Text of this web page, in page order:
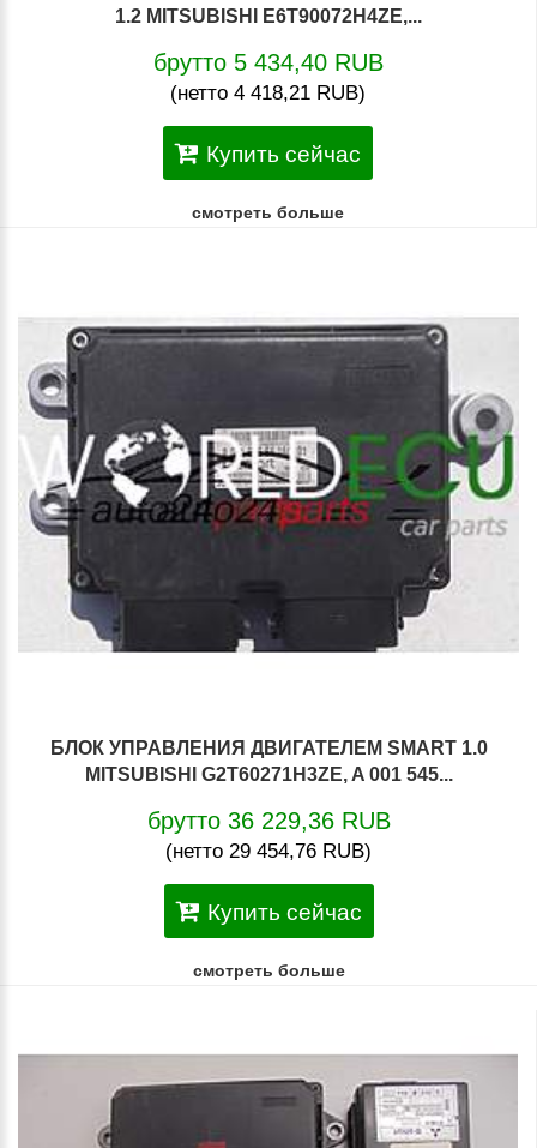
1.2 MITSUBISHI E6T90072H4ZE,...
брутто 5 434,40 RUB
(нетто 4 418,21 RUB)
Купить сейчас
смотреть больше
БЛОК УПРАВЛЕНИЯ ДВИГАТЕЛЕМ SMART 1.0
MITSUBISHI G2T60271H3ZE, A 001 545...
брутто 36 229,36 RUB
(нетто 29 454,76 RUB)
Купить сейчас
смотреть больше